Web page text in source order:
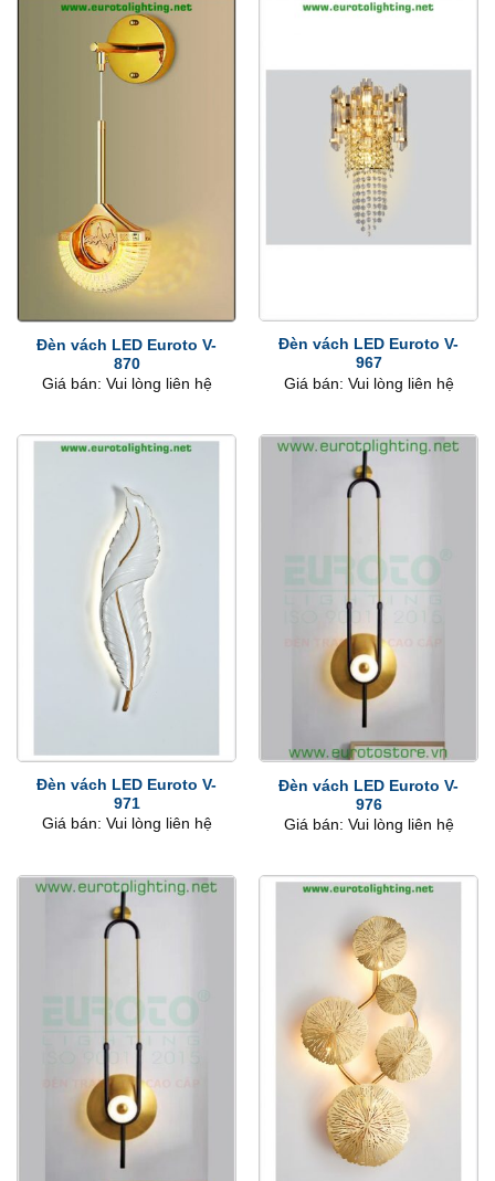
Đèn vách LED Euroto V-
870
Giá bán: Vui lòng liên hệ
Đèn vách LED Euroto V-
967
Giá bán: Vui lòng liên hệ
Đèn vách LED Euroto V-
971
Giá bán: Vui lòng liên hệ
Đèn vách LED Euroto V-
976
Giá bán: Vui lòng liên hệ